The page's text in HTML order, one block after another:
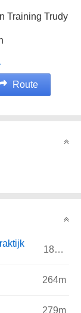
Training Trudy
Route
185m
264m
279m